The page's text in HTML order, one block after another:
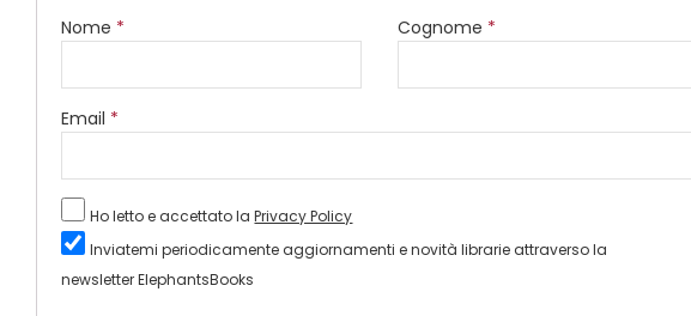
Nome * Cognome *
Email *
Ho letto e accettato laPrivacy Policy
Inviatemi periodicamente aggiornamenti e novità librarie attraverso la
newsletter ElephantsBooks